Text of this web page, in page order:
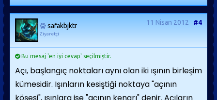
safakbjktr
Ziyaretçi
11 Nisan 2012 #4
Bu mesaj 'en iyi cevap' seçilmiştir.
Açı, başlangıç noktaları aynı olan iki ışının birleşim
kümesidir. Işınların kesiştiği noktaya "açının